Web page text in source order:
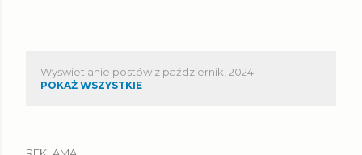
Wyświetlanie postów z październik, 2024
POKAŻ WSZYSTKIE